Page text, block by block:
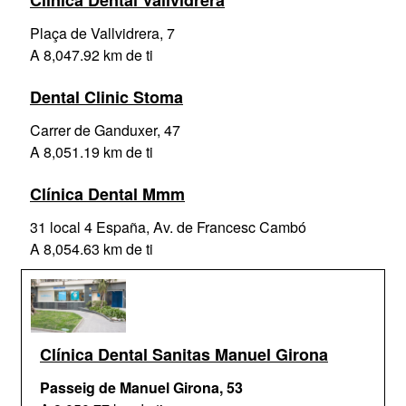
Plaça de Vallvidrera, 7
A 8,047.92 km de ti
Dental Clinic Stoma
Carrer de Ganduxer, 47
A 8,051.19 km de ti
Clínica Dental Mmm
31 local 4 España, Av. de Francesc Cambó
A 8,054.63 km de ti
Clínica Dental Sanitas Manuel Girona
Passeig de Manuel Girona, 53